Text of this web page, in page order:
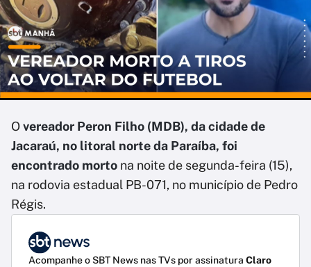
Overeador Peron Filho (MDB), da cidade de
Jacaraú, no litoral norte da Paraíba, foi
encontrado morto na noite de segunda-feira (15),
na rodovia estadual PB-071, no município de Pedro
Régis.
Acompanhe o SBT News nas TVs por assinatura Claro